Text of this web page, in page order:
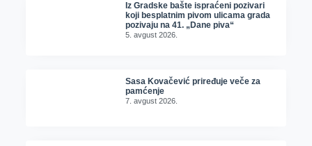
Iz Gradske bašte ispraćeni pozivari
koji besplatnim pivom ulicama grada
pozivaju na 41. „Dane piva“
5. avgust 2026.
Sasa Kovačević priređuje veče za
pamćenje
7. avgust 2026.